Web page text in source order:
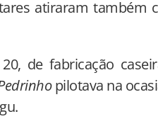
atiraram também
de fabricação
pilotava na